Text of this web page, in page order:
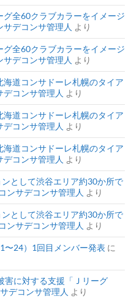
全60クラブカラーをイメージ
サデコンサ管理人 より
全60クラブカラーをイメージ
サデコンサ管理人 より
道コンサドーレ札幌のタイア
デコンサ管理人 より
道コンサドーレ札幌のタイア
デコンサ管理人 より
道コンサドーレ札幌のタイア
デコンサ管理人 より
として渋谷エリア約30か所で
コンサデコンサ管理人 より
として渋谷エリア約30か所で
コンサデコンサ管理人 より
〜24）1回目メンバー発表 に
害に対する支援「Ｊリーグ
デコンサ管理人 より